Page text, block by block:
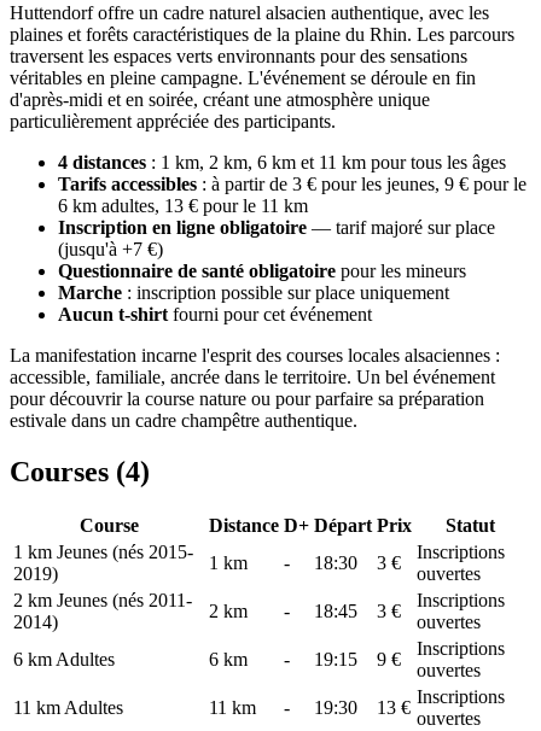
Huttendorf offre un cadre naturel alsacien authentique, avec les
plaines et forêts caractéristiques de la plaine du Rhin. Les parcours
traversent les espaces verts environnants pour des sensations
véritables en pleine campagne. L'événement se déroule en fin
d'après-midi et en soirée, créant une atmosphère unique
particulièrement appréciée des participants.
4 distances : 1 km, 2 km, 6 km et 11 km pour tous les âges
Tarifs accessibles : à partir de 3 € pour les jeunes, 9 € pour le
6 km adultes, 13 € pour le 11 km
Inscription en ligne obligatoire — tarif majoré sur place
(jusqu'à +7 €)
Questionnaire de santé obligatoire pour les mineurs
Marche : inscription possible sur place uniquement
Aucun t-shirt fourni pour cet événement
La manifestation incarne l'esprit des courses locales alsaciennes :
accessible, familiale, ancrée dans le territoire. Un bel événement
pour découvrir la course nature ou pour parfaire sa préparation
estivale dans un cadre champêtre authentique.
Courses (4)
Course Distance D+ Départ Prix
Statut
1 km Jeunes (nés 2015-
2019)
1 km - 18:30 3 €
Inscriptions
ouvertes
2 km Jeunes (nés 2011-
2014)
2 km - 18:45 3 €
Inscriptions
ouvertes
6 km Adultes
6 km - 19:15 9 €
Inscriptions
ouvertes
11 km Adultes
11 km - 19:30 13 €
Inscriptions
ouvertes